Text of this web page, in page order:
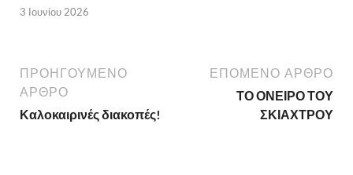
3 Ιουνίου 2026
ΠΡΟΗΓΟΥΜΕΝΟ
ΑΡΘΡΟ
Καλοκαιρινές διακοπές!
ΕΠΟΜΕΝΟ ΑΡΘΡΟ
ΤΟ ΟΝΕΙΡΟ ΤΟΥ
ΣΚΙΑΧΤΡΟΥ